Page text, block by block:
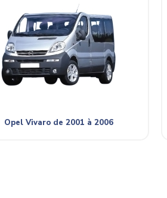
Opel Vivaro de 2001 à 2006